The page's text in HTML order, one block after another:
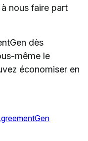
nous faire part
dès
même le
économiser en